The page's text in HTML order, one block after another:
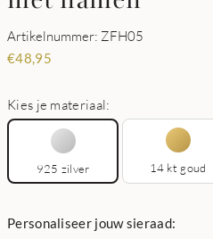
Artikelnummer: ZFH05
€48,95
Kies je materiaal:
925 zilver 14 kt goud
Personaliseer jouw sieraad: